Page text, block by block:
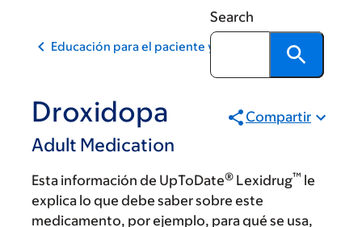
Search
Educación para el paciente y la comunidad
Droxidopa
Adult Medication
Compartir
Esta información de UpToDate® Lexidrug™ le
explica lo que debe saber sobre este
medicamento, por ejemplo, para qué se usa,